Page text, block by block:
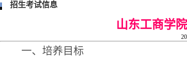
招生考试信息
山东工商学
一、 培养目标